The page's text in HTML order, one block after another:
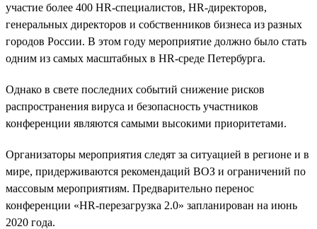
участие более 400 HR-специалистов, HR-директоров,
генеральных директоров и собственников бизнеса из разных
городов России. В этом году мероприятие должно было стать
одним из самых масштабных в HR-среде Петербурга.
Однако в свете последних событий снижение рисков
распространения вируса и безопасность участников
конференции являются самыми высокими приоритетами.
Организаторы мероприятия следят за ситуацией в регионе и в
мире, придерживаются рекомендаций ВОЗ и ограничений по
массовым мероприятиям. Предварительно перенос
конференции «HR-перезагрузка 2.0» запланирован на июнь
2020 года.